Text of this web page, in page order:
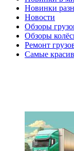
Новинки
Новости
Обзоры
Обзоры
Ремонт
Самые